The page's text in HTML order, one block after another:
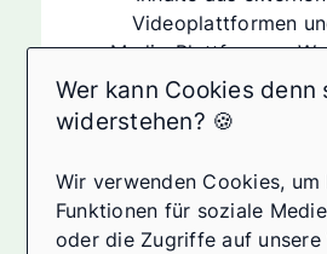
Videoplattformen
Media-Plattformen.
von externen Medien
werden, bedarf der
Zustimmung
Ich stimme
Wer kann Cookies denn
widerstehen? 🍪
Wir verwenden Cookies,
Funktionen für soziale
oder die Zugriffe auf unsere